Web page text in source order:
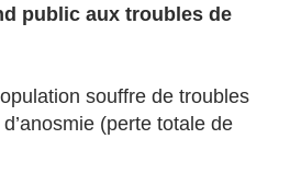
public aux troubles de
souffre de troubles
(perte totale de